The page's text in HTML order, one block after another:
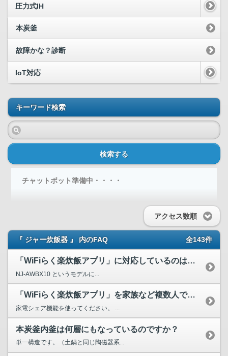
圧力式IH
本炭釜
故障かな？診断
IoT対応
キーワード検索
検索する
チャットボット準備中・・・・
アクセス数順
『 ジャー炊飯器 』 内のFAQ 全143件
「WiFiらく楽炊飯アプリ」に対応しているのはどの炊飯器ですか？
NJ-AWBX10 というモデルに...
「WiFiらく楽炊飯アプリ」を家族など複数人で利用する場合...
家電シェア機能を使ってください。 ...
本炭釜内釜は何層にもなっているのですか？
単一構造です。（土鍋と同じ陶磁器系...